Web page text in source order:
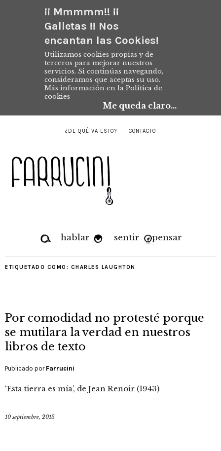
¡¡ Mmmmm!! ¡¡
Galletas !! Nos
encantan las Cookies!
Utilizamos cookies propias y de
terceros para mejorar nuestros
servicios. Si continúas navegando,
consideramos que aceptas su uso.
Más información en la Política de
cookies
Me queda claro...
¿DE QUÉ VA ESTO? CONTACTO
hablar sentir pensar
ETIQUETADO COMO: CHARLES LAUGHTON
Por comodidad no protesté porque
se mutilara la verdad en nuestros
libros de texto
Publicado por Farrucini
‘Esta tierra es mía’, de Jean Renoir (1943)
10 septiembre, 2015